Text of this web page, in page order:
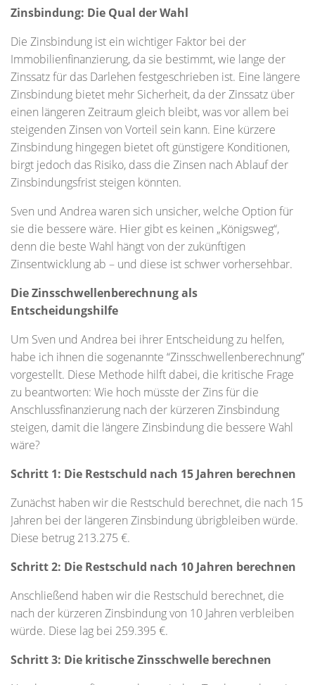
Zinsbindung: Die Qual der Wahl
Die Zinsbindung ist ein wichtiger Faktor bei der
Immobilienfinanzierung, da sie bestimmt, wie lange der
Zinssatz für das Darlehen festgeschrieben ist. Eine längere
Zinsbindung bietet mehr Sicherheit, da der Zinssatz über
einen längeren Zeitraum gleich bleibt, was vor allem bei
steigenden Zinsen von Vorteil sein kann. Eine kürzere
Zinsbindung hingegen bietet oft günstigere Konditionen,
birgt jedoch das Risiko, dass die Zinsen nach Ablauf der
Zinsbindungsfrist steigen könnten.
Sven und Andrea waren sich unsicher, welche Option für
sie die bessere wäre. Hier gibt es keinen „Königsweg“,
denn die beste Wahl hängt von der zukünftigen
Zinsentwicklung ab – und diese ist schwer vorhersehbar.
Die Zinsschwellenberechnung als
Entscheidungshilfe
Um Sven und Andrea bei ihrer Entscheidung zu helfen,
habe ich ihnen die sogenannte “Zinsschwellenberechnung”
vorgestellt. Diese Methode hilft dabei, die kritische Frage
zu beantworten: Wie hoch müsste der Zins für die
Anschlussfinanzierung nach der kürzeren Zinsbindung
steigen, damit die längere Zinsbindung die bessere Wahl
wäre?
Schritt 1: Die Restschuld nach 15 Jahren berechnen
Zunächst haben wir die Restschuld berechnet, die nach 15
Jahren bei der längeren Zinsbindung übrigbleiben würde.
Diese betrug 213.275 €.
Schritt 2: Die Restschuld nach 10 Jahren berechnen
Anschließend haben wir die Restschuld berechnet, die
nach der kürzeren Zinsbindung von 10 Jahren verbleiben
würde. Diese lag bei 259.395 €.
Schritt 3: Die kritische Zinsschwelle berechnen